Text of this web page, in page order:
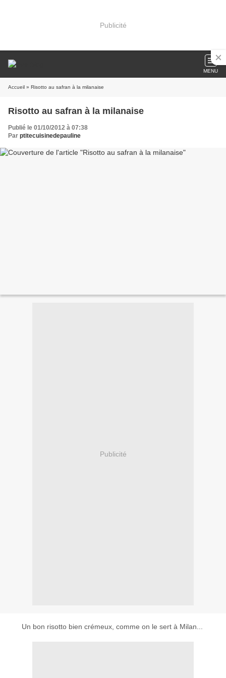
Publicité
MENU
Accueil » Risotto au safran à la milanaise
Risotto au safran à la milanaise
Publié le 01/10/2012 à 07:38
Par ptitecuisinedepauline
Publicité
Un bon risotto bien crémeux, comme on le sert à Milan...